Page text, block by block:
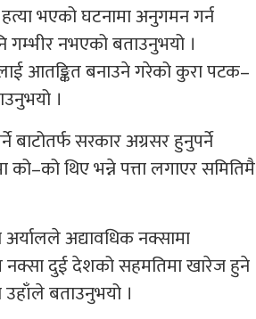
भएको घटनामा अनुगमन गर्न
गम्भीर नभएको बताउनुभयो ।
आतङ्कित बनाउने गरेको कुरा पटक–
।
बाटोतर्फ सरकार अग्रसर हुनुपर्ने
को–को थिए भन्ने पत्ता लगाएर समितिमै
अर्यालले अद्यावधिक नक्सामा
नक्सा दुई देशको सहमतिमा खारेज हुने
बताउनुभयो ।